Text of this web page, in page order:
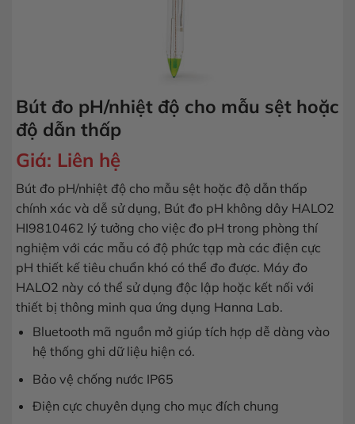
Bút đo pH/nhiệt độ cho mẫu sệt hoặc
độ dẫn thấp
Giá: Liên hệ
Bút đo pH/nhiệt độ cho mẫu sệt hoặc độ dẫn thấp
chính xác và dễ sử dụng, Bút đo pH không dây HALO2
HI9810462 lý tưởng cho việc đo pH trong phòng thí
nghiệm với các mẫu có độ phức tạp mà các điện cực
pH thiết kế tiêu chuẩn khó có thể đo được. Máy đo
HALO2 này có thể sử dụng độc lập hoặc kết nối với
thiết bị thông minh qua ứng dụng Hanna Lab.
Bluetooth mã nguồn mở giúp tích hợp dễ dàng vào
hệ thống ghi dữ liệu hiện có.
Bảo vệ chống nước IP65
Điện cực chuyên dụng cho mục đích chung